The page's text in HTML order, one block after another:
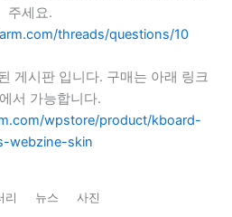
주세요.
threads/questions/10
게시판 입니다. 구매는 아래 링크
서 가능합니다.
wpstore/product/kboard-
webzine-skin
리 뉴스 사진